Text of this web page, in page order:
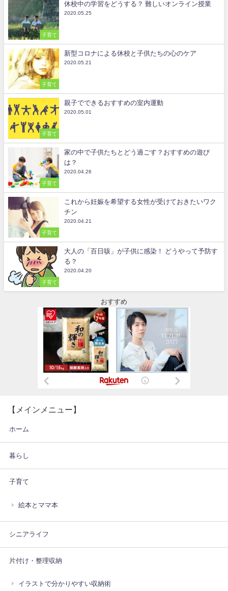
子育て
休校中の学習をどうする？ 難しいオンライン授業
2020.05.25
子育て
新型コロナによる休校と子供たちの心のケア
2020.05.21
子育て
親子でできるおすすめの室内運動
2020.05.01
子育て
家の中で子供たちとどう過ごす？おすすめの遊び
は？
2020.04.26
子育て
これから妊娠を希望する女性が受けておきたいワク
チン
2020.04.21
子育て
大人の「百日咳」が子供に感染！ どうやって予防す
る？
2020.04.20
おすすめ
【メインメニュー】
ホーム
暮らし
子育て
絵本とママ本
シニアライフ
片付け・整理収納
イラストで分かりやすい収納術